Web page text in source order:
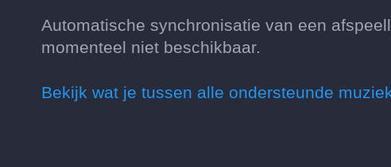
Automatische synchronisatie van een
momenteel niet beschikbaar.
Bekijk wat je tussen alle ondersteunde